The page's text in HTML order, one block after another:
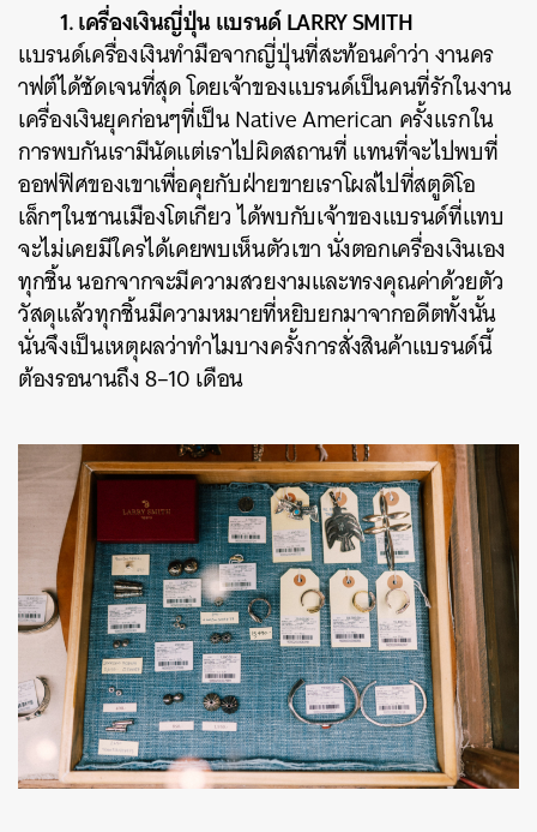
1. เครื่องเงินญี่ปุ่น แบรนด์ LARRY SMITH
แบรนด์เครื่องเงินทำมือจากญี่ปุ่นที่สะท้อนคำว่า งานคร
าฟต์ได้ชัดเจนที่สุด โดยเจ้าของแบรนด์เป็นคนที่รักในงาน
เครื่องเงินยุคก่อนๆที่เป็น Native American ครั้งแรกใน
การพบกันเรามีนัดแต่เราไปผิดสถานที่ แทนที่จะไปพบที่
ออฟฟิศของเขาเพื่อคุยกับฝ่ายขายเราโผล่ไปที่สตูดิโอ
เล็กๆในชานเมืองโตเกียว ได้พบกับเจ้าของแบรนด์ที่แทบ
จะไม่เคยมีใครได้เคยพบเห็นตัวเขา นั่งตอกเครื่องเงินเอง
ทุกชิ้น นอกจากจะมีความสวยงามและทรงคุณค่าด้วยตัว
วัสดุแล้วทุกชิ้นมีความหมายที่หยิบยกมาจากอดีตทั้งนั้น
นั่นจึงเป็นเหตุผลว่าทำไมบางครั้งการสั่งสินค้าแบรนด์นี้
ต้องรอนานถึง 8–10 เดือน